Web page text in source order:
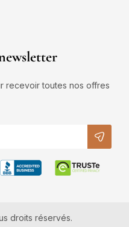
recevoir toutes nos offres
droits réservés.